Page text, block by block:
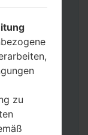
und auf die
in einem
aus und
Alle
zu